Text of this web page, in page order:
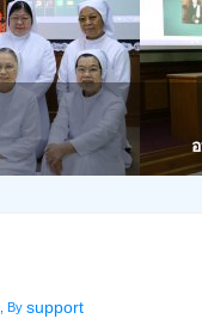
By support